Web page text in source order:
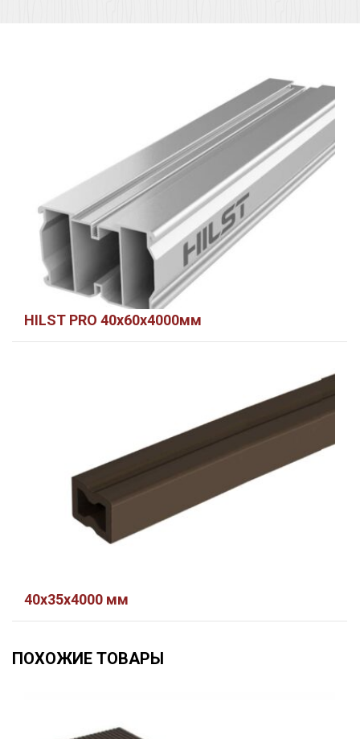
HILST PRO 40х60х4000мм
40х35х4000 мм
ПОХОЖИЕ ТОВАРЫ